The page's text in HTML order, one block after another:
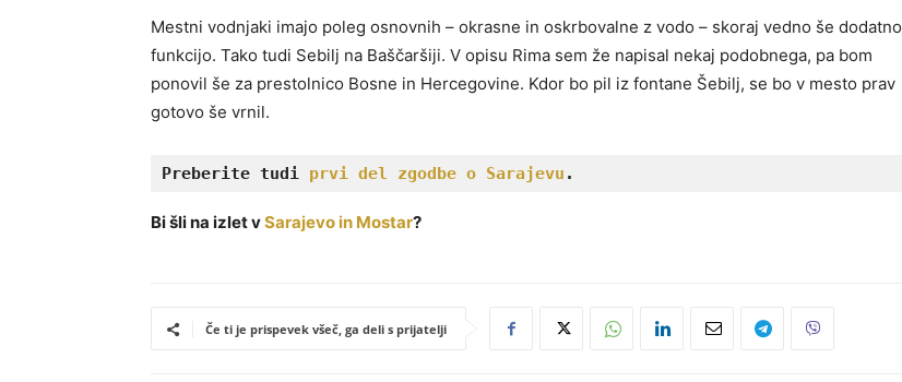
Mestni vodnjaki imajo poleg osnovnih – okrasne in oskrbovalne z vodo – skoraj vedno še dodatno
funkcijo. Tako tudi Sebilj na Baščaršiji. V opisu Rima sem že napisal nekaj podobnega, pa bom
ponovil še za prestolnico Bosne in Hercegovine. Kdor bo pil iz fontane Šebilj, se bo v mesto prav
gotovo še vrnil.
Preberite tudi prvi del zgodbe o Sarajevu .
Bi šli na izlet vSarajevo in Mostar?
Če ti je prispevek všeč, ga deli s prijatelji